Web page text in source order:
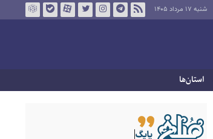
شنبه ۱۷ مرداد ۱۴۰۵
استان‌ها